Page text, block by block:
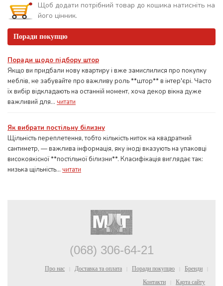
Щоб додати потрібний товар до кошика натисніть на
його цінник.
Поради покупцю
Поради щодо підбору штор
Якщо ви придбали нову квартиру і вже замислилися про покупку
меблів, не забувайте про важливу роль **штор** в інтер'єрі. Часто
їх вибір відкладають на останній момент, хоча декор вікна дуже
важливий для... читати
Як вибрати постільну білизну
Щільність переплетення, тобто кількість ниток на квадратний
сантиметр, — важлива інформація, яку іноді вказують на упаковці
високоякісної **постільної білизни**. Класифікація виглядає так:
низька щільність... читати
(068) 306-64-21
Про нас Доставка та оплата Поради покупцю Бренди
Контакти Карта сайту